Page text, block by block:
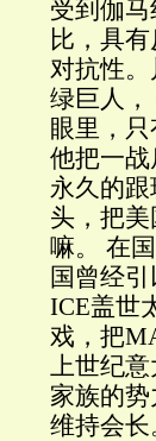
受到伽
比，具
对抗性
绿巨人
眼里，
他把一
永久的
头，把
嘛。 在
国曾经
ICE盖世
戏，把
上世纪
家族的
维持会长